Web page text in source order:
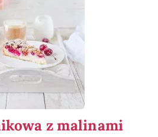
z malinami